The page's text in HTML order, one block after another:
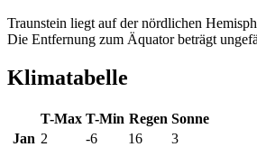
Traunstein liegt auf der nördlichen
Die Entfernung zum Äquator beträgt
Klimatabelle
T-Max T-Min Regen Sonne
Jan 2 -6 16
3